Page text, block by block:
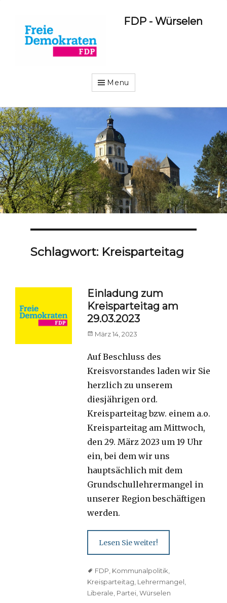
FDP - Würselen
Menu
Schlagwort: Kreisparteitag
Einladung zum
Kreisparteitag am
29.03.2023
Posted
März 14, 2023
Auf Beschluss des
Kreisvorstandes laden wir Sie
herzlich zu unserem
diesjährigen ord.
Kreisparteitag bzw. einem a.o.
Kreisparteitag am Mittwoch,
den 29. März 2023 um 19 Uhr
ein, bei dem wir uns
hauptsächlich mit dem
Grundschullehrermangel in
unserer Region beschäftigen
werden.
Lesen Sie weiter!
TagsFDP Kommunalpolitik
Kreisparteitag Lehrermangel
Liberale Partei ,Würselen